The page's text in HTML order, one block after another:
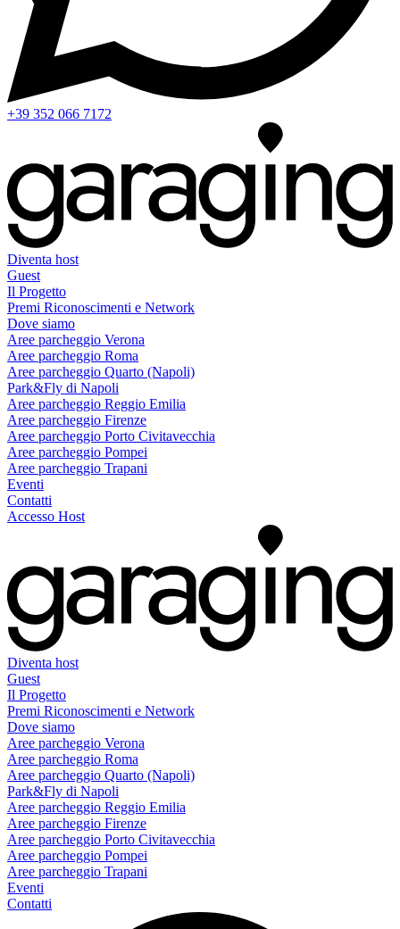
+39 352 066 7172
Diventa host
Guest
Il Progetto
Premi Riconoscimenti e Network
Dove siamo
Aree parcheggio Verona
Aree parcheggio Roma
Aree parcheggio Quarto (Napoli)
Park&Fly di Napoli
Aree parcheggio Reggio Emilia
Aree parcheggio Firenze
Aree parcheggio Porto Civitavecchia
Aree parcheggio Pompei
Aree parcheggio Trapani
Eventi
Contatti
Accesso Host
Diventa host
Guest
Il Progetto
Premi Riconoscimenti e Network
Dove siamo
Aree parcheggio Verona
Aree parcheggio Roma
Aree parcheggio Quarto (Napoli)
Park&Fly di Napoli
Aree parcheggio Reggio Emilia
Aree parcheggio Firenze
Aree parcheggio Porto Civitavecchia
Aree parcheggio Pompei
Aree parcheggio Trapani
Eventi
Contatti